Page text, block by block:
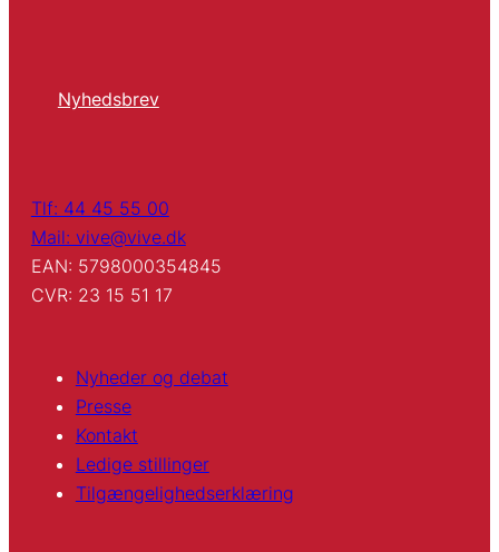
Nyhedsbrev
Tlf: 44 45 55 00
Mail: vive@vive.dk
EAN: 5798000354845
CVR: 23 15 51 17
Nyheder og debat
Presse
Kontakt
Ledige stillinger
Tilgængelighedserklæring